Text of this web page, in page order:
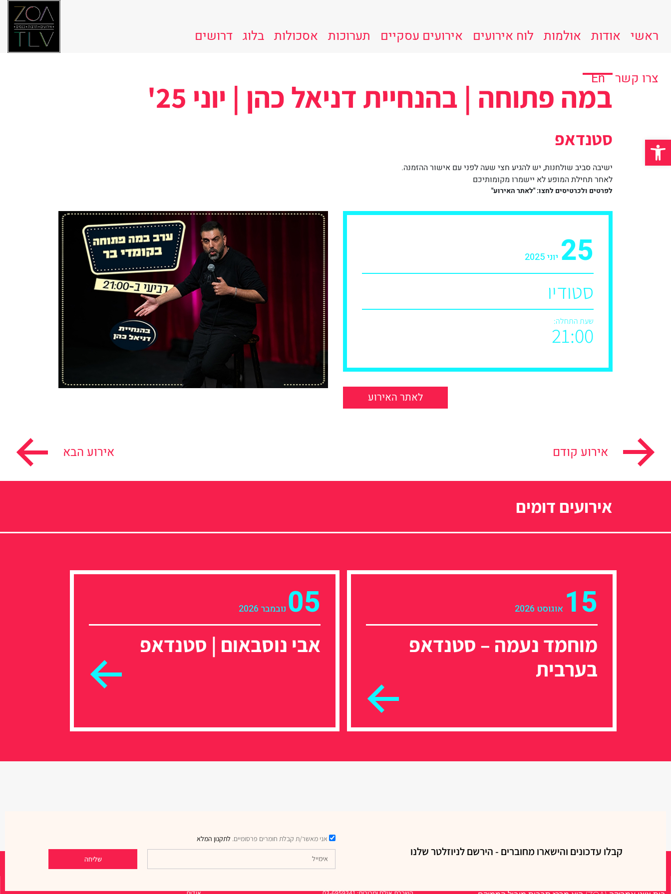
פתח סרגל נגישות
ראשי אודות אולמות לוח אירועים אירועים עסקיים תערוכות אסכולות בלוג דרושים
צרו קשר En
במה פתוחה | בהנחיית דניאל כהן | יוני 25'
סטנדאפ
ישיבה סביב שולחנות, יש להגיע חצי שעה לפני עם אישור ההזמנה.
לאחר תחילת המופע לא יישמרו מקומותיכם
לפרטים ולכרטיסים לחצו: "לאתר האירוע"
25 יוני 2025
סטודיו
שעת התחלה:
21:00
לאתר האירוע
אירוע קודם אירוע הבא
אירועים דומים
15 אוגוסט 2026
מוחמד נעמה – סטנדאפ
בערבית
05 נובמבר 2026
אבי נוסבאום | סטנדאפ
קבלו עדכונים והישארו מחוברים - הירשם לניוזלטר שלנו
אני מאשר/ת קבלת חומרים פרסומיים. לתקנון המלא
שליחה